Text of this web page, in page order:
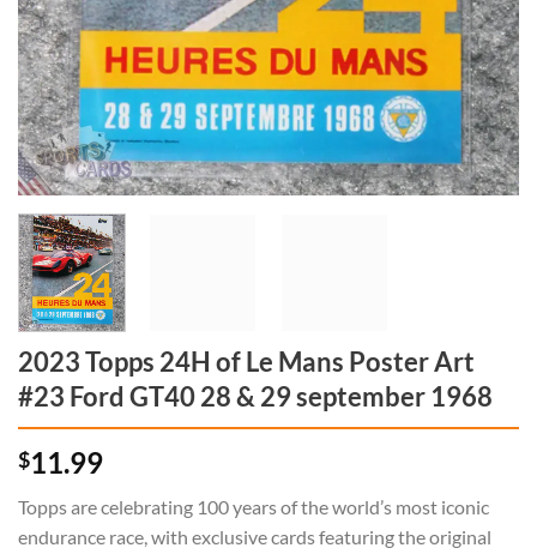
2023 Topps 24H of Le Mans Poster Art
#23 Ford GT40 28 & 29 september 1968
$11.99
Topps are celebrating 100 years of the world’s most iconic
endurance race, with exclusive cards featuring the original